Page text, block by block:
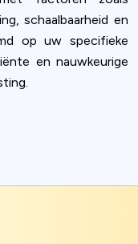
schaalbaarheid en
op uw specifieke
en nauwkeurige